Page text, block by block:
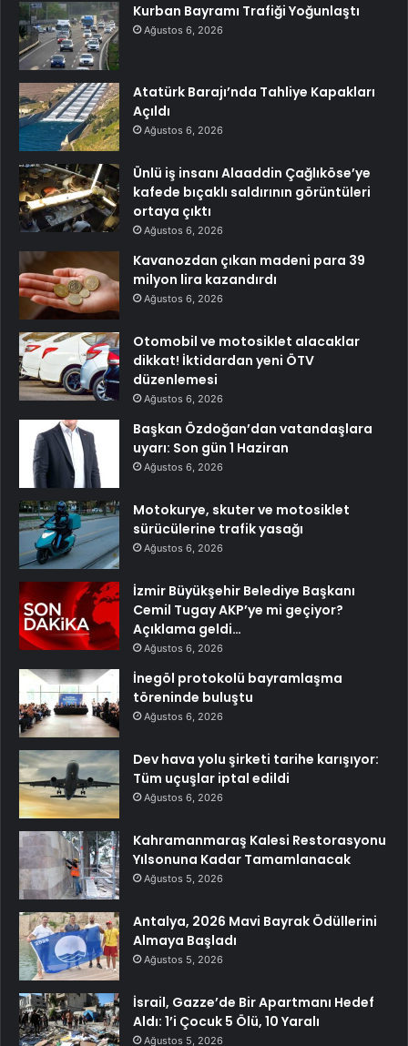
Kurban Bayramı Trafiği Yoğunlaştı
Ağustos 6, 2026
Atatürk Barajı’nda Tahliye Kapakları
Açıldı
Ağustos 6, 2026
Ünlü iş insanı Alaaddin Çağlıköse’ye
kafede bıçaklı saldırının görüntüleri
ortaya çıktı
Ağustos 6, 2026
Kavanozdan çıkan madeni para 39
milyon lira kazandırdı
Ağustos 6, 2026
Otomobil ve motosiklet alacaklar
dikkat! İktidardan yeni ÖTV
düzenlemesi
Ağustos 6, 2026
Başkan Özdoğan’dan vatandaşlara
uyarı: Son gün 1 Haziran
Ağustos 6, 2026
Motokurye, skuter ve motosiklet
sürücülerine trafik yasağı
Ağustos 6, 2026
İzmir Büyükşehir Belediye Başkanı
Cemil Tugay AKP’ye mi geçiyor?
Açıklama geldi…
Ağustos 6, 2026
İnegöl protokolü bayramlaşma
töreninde buluştu
Ağustos 6, 2026
Dev hava yolu şirketi tarihe karışıyor:
Tüm uçuşlar iptal edildi
Ağustos 6, 2026
Kahramanmaraş Kalesi Restorasyonu
Yılsonuna Kadar Tamamlanacak
Ağustos 5, 2026
Antalya, 2026 Mavi Bayrak Ödüllerini
Almaya Başladı
Ağustos 5, 2026
İsrail, Gazze’de Bir Apartmanı Hedef
Aldı: 1’i Çocuk 5 Ölü, 10 Yaralı
Ağustos 5, 2026